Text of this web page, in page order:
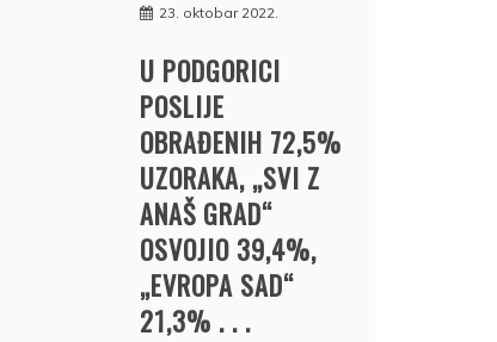
23. oktobar 2022.
U PODGORICI
POSLIJE
OBRAĐENIH 72,5%
UZORAKA, „SVI Z
ANAŠ GRAD“
OSVOJIO 39,4%,
„EVROPA SAD“
21,3% . . .